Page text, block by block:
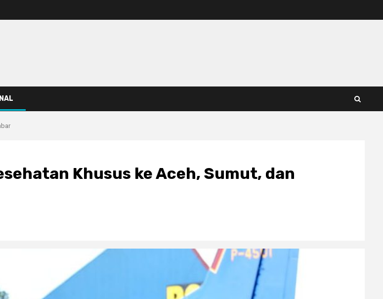
Khusus ke Aceh, Sumut, dan